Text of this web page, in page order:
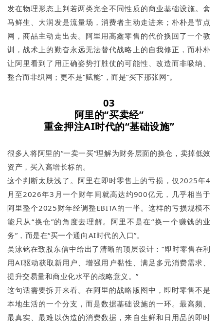
发在物理形态上判若两类完全不同性质的商业基础设施。盒
马鲜生、大润发是流量场，消费者主动走进来；朴朴是节点
网，商品主动走出去。阿里用高鑫零售的代价换回了一个教
训，战术上的勤奋永远无法替代战略上的自我修正，而朴朴
让阿里看到了用正确姿势打胜仗的可能性、改造而非吸纳、
整合而非织网；更不是“赋能”，而是“买下那张网”。
03
阿里的“买卖经”
重金押注AI时代的“基础设施”
很多人将阿里的“一卖一买”理解为财务层面的换仓，卖掉低效
资产，买入高增长标的。
这个判断太肤浅了。阿里在即时零售上的亏损，仅2025年4
月至2026年3月一个财年间就高达约900亿元，几乎相当于
阿里整个2025财年经调整EBITA的一半。这样的亏损规模不
能只从“换仓”的角度去理解。阿里不是在“换一个赚钱的业
务”，而是在“买一个通向AI时代的入口”。
吴泳铭在致股东信中给出了清晰的顶层设计：“即时零售在利
用AI驱动获取新用户、增强用户黏性、满足多元消费需求、
提升交易量和商业化水平的战略意义。”
这句话需要拆开来看。在阿里的战略版图中，即时零售不是
本地生活的一个分支，而是数据基础设施的一环。最高频、
最真实、最难以伪造的消费数据，来自生鲜和日用品的即时